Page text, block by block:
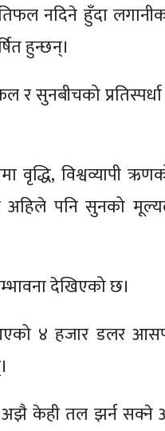
नदिने हुँदा
हुन्छन्।
र सुनबीचको
वृद्धि, विश्वव्यापी
अहिले पनि सुनको
देखिएको छ।
४ हजार डलर
अझै केही तल झर्न सक्ने